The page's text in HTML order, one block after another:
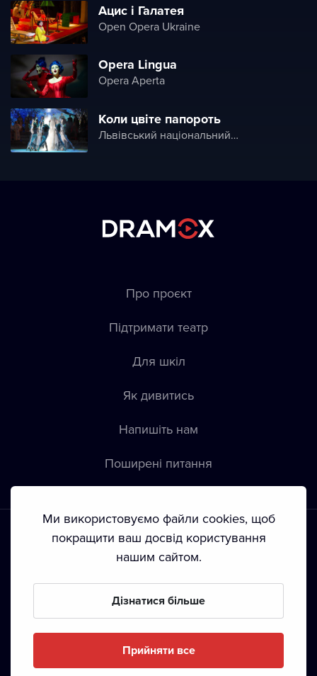
Ацис і Галатея
Open Opera Ukraine
Opera Lingua
Opera Aperta
Коли цвіте папороть
Львівський національний академічний театр опери і балету ім. Соломії Крушельницької (Львівська національна опера)
Про проєкт
Підтримати театр
Для шкіл
Як дивитись
Напишіть нам
Пoширені питання
Положення й умови • Конфіденційність • Автoрські права
Ми використовуємо файли cookies, щоб
покращити ваш досвід користування
нашим сайтом.
Дізнатися більше
Прийняти все